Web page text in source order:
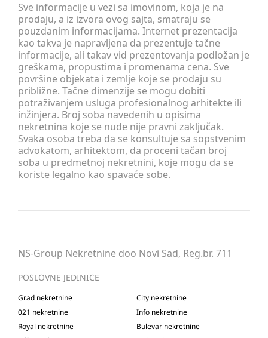
Sve informacije u vezi sa imovinom, koja je na
prodaju, a iz izvora ovog sajta, smatraju se
pouzdanim informacijama. Internet prezentacija
kao takva je napravljena da prezentuje tačne
informacije, ali takav vid prezentovanja podložan je
greškama, propustima i promenama cena. Sve
površine objekata i zemlje koje se prodaju su
približne. Tačne dimenzije se mogu dobiti
potraživanjem usluga profesionalnog arhitekte ili
inžinjera. Broj soba navedenih u opisima
nekretnina koje se nude nije pravni zaključak.
Svaka osoba treba da se konsultuje sa sopstvenim
advokatom, arhitektom, da proceni tačan broj
soba u predmetnoj nekretnini, koje mogu da se
koriste legalno kao spavaće sobe.
NS-Group Nekretnine doo Novi Sad, Reg.br. 711
POSLOVNE JEDINICE
Grad nekretnine
City nekretnine
021 nekretnine
Info nekretnine
Royal nekretnine
Bulevar nekretnine